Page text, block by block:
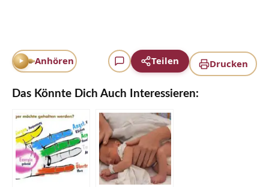
Drucken
Anhören Teilen
Das Könnte Dich Auch Interessieren: